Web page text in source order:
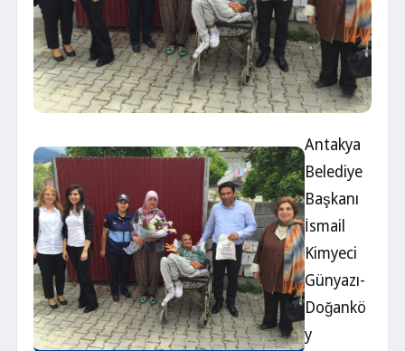
Antakya
Belediye
Başkanı
İsmail
Kimyeci
Günyazı-
Doğankö
y